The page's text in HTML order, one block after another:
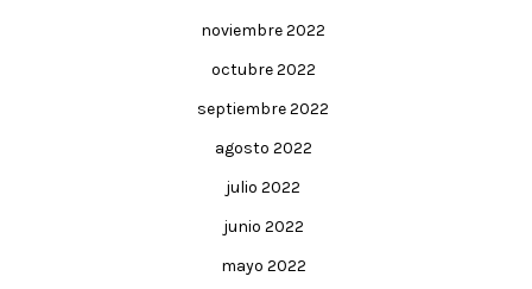
noviembre 2022
octubre 2022
septiembre 2022
agosto 2022
julio 2022
junio 2022
mayo 2022